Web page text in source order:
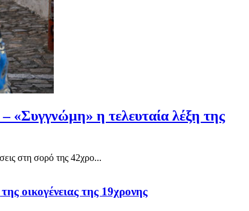
«Συγγνώμη» η τελευταία λέξη της
στη σορό της 42χρο...
οικογένειας της 19χρονης